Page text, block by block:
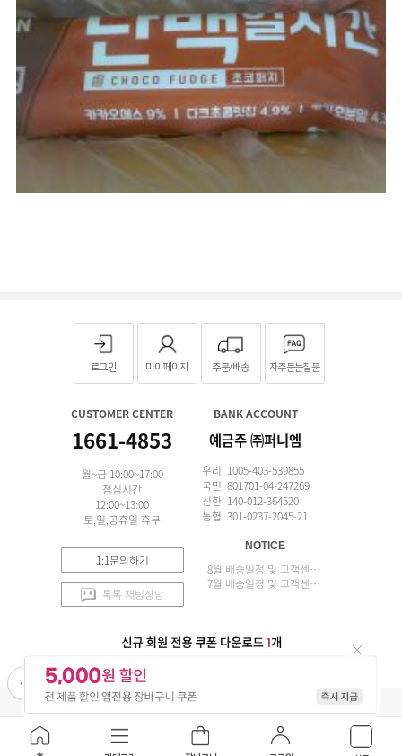
로그인 마이페이지 주문/배송 자주묻는질문
CUSTOMER CENTER
1661-4853
월~금 10:00~17:00
점심시간
12:00~13:00
토,일,공휴일 휴무
1:1문의하기
톡톡 채팅상담
BANK ACCOUNT
예금주 ㈜퍼니엠
우리 1005-403-539855
국민 801701-04-247269
신한 140-012-364520
농협 301-0237-2045-21
NOTICE
8월 배송일정 및 고객센터 업무 안내
7월 배송일정 및 고객센터 업무 안내
APP 설치
(주)퍼니엠 사업자정보
구매안전서비스 개인정보취급방침 이용약관